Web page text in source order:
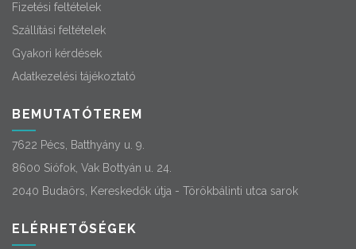
Fizetési feltételek
Szállítási feltételek
Gyakori kérdések
Adatkezelési tájékoztató
BEMUTATÓTEREM
7622 Pécs, Batthyány u. 9.
8600 Siófok, Vak Bottyán u. 24.
2040 Budaörs, Kereskedők útja - Törökbálinti utca sarok
ELÉRHETŐSÉGEK